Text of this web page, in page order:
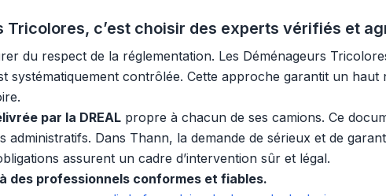
Tricolores, c’est choisir des experts vérifiés et
du respect de la réglementation. Les Déménageurs
systématiquement contrôlée. Cette approche garantit un
par la DREAL propre à chacun de ses camions. Ce
Dans Thann, la demande de sérieux et de
assurent un cadre d’intervention sûr et légal.
des professionnels conformes et fiables.